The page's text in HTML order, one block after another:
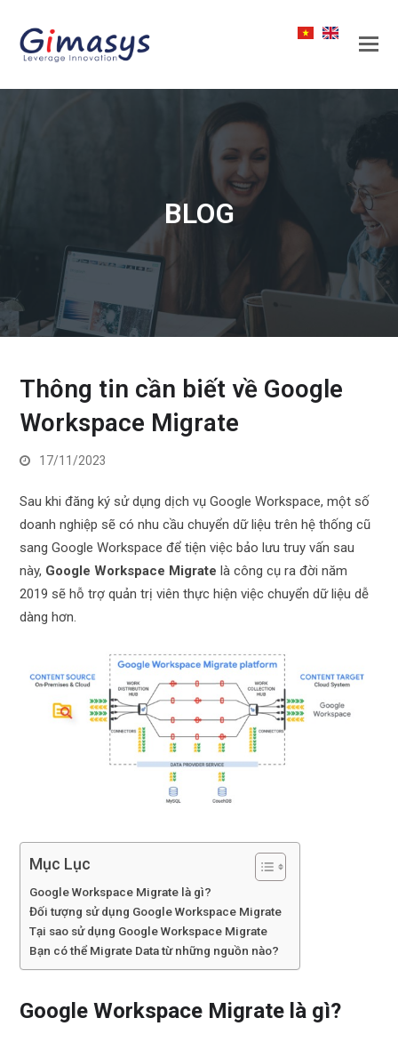
BLOG
Thông tin cần biết về Google
Workspace Migrate
17/11/2023
Sau khi đăng ký sử dụng dịch vụ Google Workspace, một số
doanh nghiệp sẽ có nhu cầu chuyển dữ liệu trên hệ thống cũ
sang Google Workspace để tiện việc bảo lưu truy vấn sau
này, Google Workspace Migrate là công cụ ra đời năm
2019 sẽ hỗ trợ quản trị viên thực hiện việc chuyển dữ liệu dễ
dàng hơn.
Mục Lục
Google Workspace Migrate là gì?
Đối tượng sử dụng Google Workspace Migrate
Tại sao sử dụng Google Workspace Migrate
Bạn có thể Migrate Data từ những nguồn nào?
Google Workspace Migrate là gì?